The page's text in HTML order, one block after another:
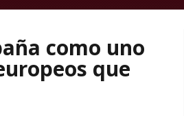
como uno
que